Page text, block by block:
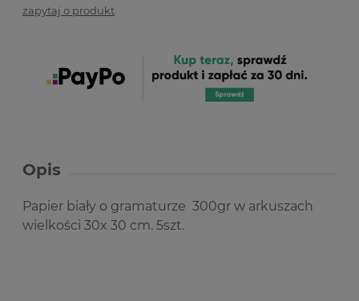
zapytaj o produkt
Opis
Papier biały o gramaturze 300gr w arkuszach
wielkości 30x 30 cm. 5szt.